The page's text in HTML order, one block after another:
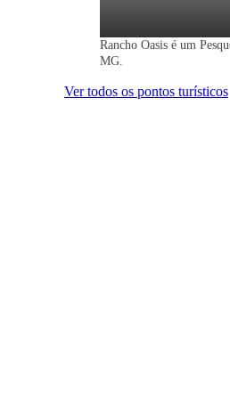
Rancho Oasis é um
MG.
Ver todos os pontos turísticos